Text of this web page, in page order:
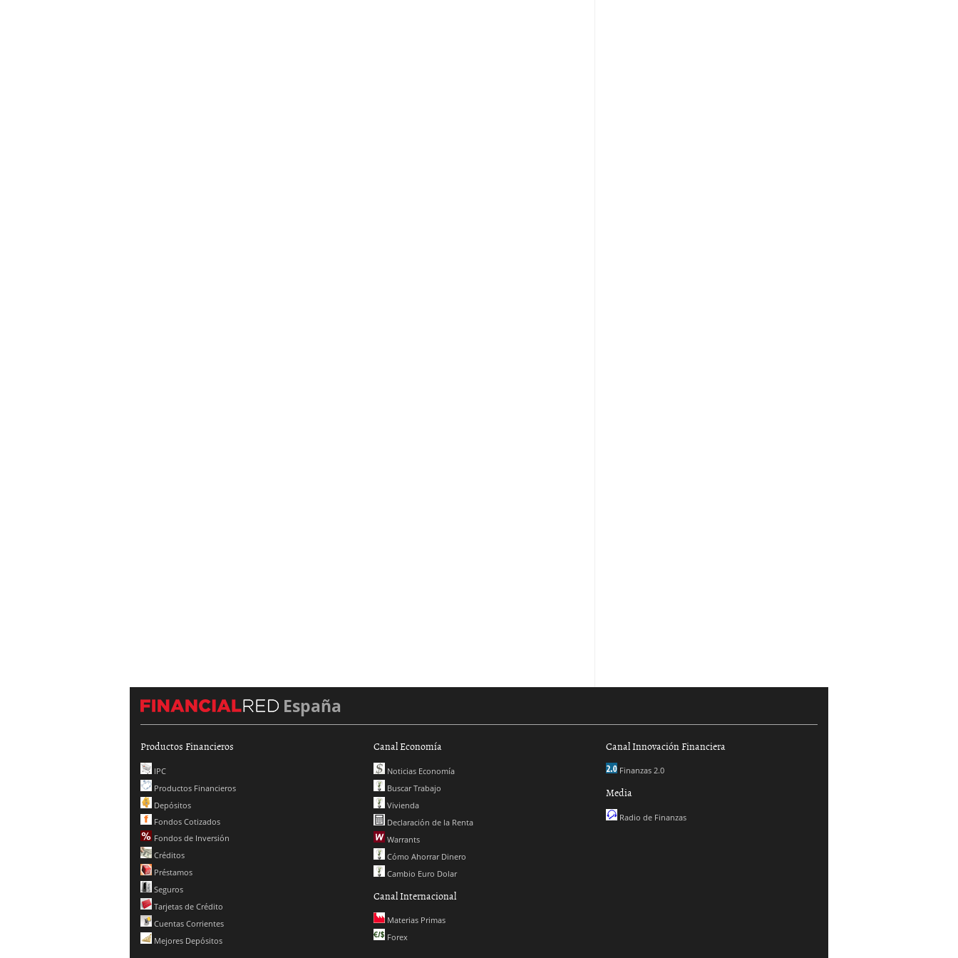
España
Productos Financieros
IPC
Productos Financieros
Depósitos
Fondos Cotizados
Fondos de Inversión
Créditos
Préstamos
Seguros
Tarjetas de Crédito
Cuentas Corrientes
Mejores Depósitos
Canal Economía
Noticias Economía
Buscar Trabajo
Vivienda
Declaración de la Renta
Warrants
Cómo Ahorrar Dinero
Cambio Euro Dolar
Canal Internacional
Materias Primas
Forex
Canal Innovación Financiera
Finanzas 2.0
Media
Radio de Finanzas